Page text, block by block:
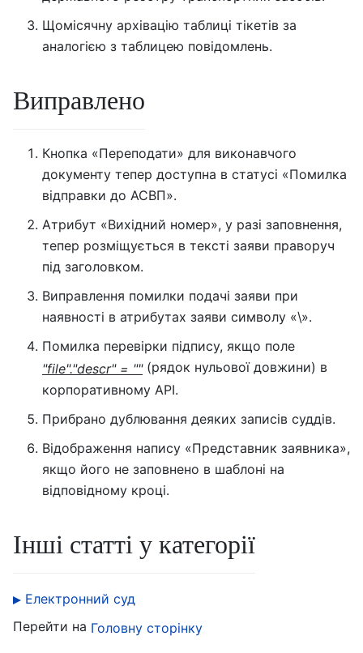
Щомісячну архівацію таблиці тікетів за
аналогією з таблицею повідомлень.
Виправлено
Кнопка «Переподати» для виконавчого
документу тепер доступна в статусі «Помилка
відправки до АСВП».
Атрибут «Вихідний номер», у разі заповнення,
тепер розміщується в тексті заяви праворуч
під заголовком.
Виправлення помилки подачі заяви при
наявності в атрибутах заяви символу «\».
Помилка перевірки підпису, якщо поле
"file"."descr" = ""(рядок нульової довжини) в
корпоративному API.
Прибрано дублювання деяких записів суддів.
Відображення напису «Представник заявника»,
якщо його не заповнено в шаблоні на
відповідному кроці.
Інші статті у категорії
Електронний суд
Перейти на Головну сторінку